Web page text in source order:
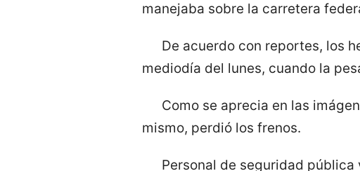
manejaba sobre la carretera
De acuerdo con reportes, los
mediodía del lunes, cuando la
Como se aprecia en las
mismo, perdió los frenos.
Personal de seguridad